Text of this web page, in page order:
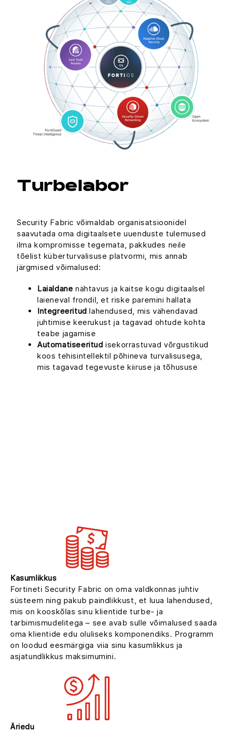
Turbelabor
Security Fabric võimaldab organisatsioonidel
saavutada oma digitaalsete uuenduste tulemused
ilma kompromisse tegemata, pakkudes neile
tõelist küberturvalisuse platvormi, mis annab
järgmised võimalused:
Laialdane nähtavus ja kaitse kogu digitaalsel
laieneval frondil, et riske paremini hallata
Integreeritud lahendused, mis vähendavad
juhtimise keerukust ja tagavad ohtude kohta
teabe jagamise
Automatiseeritud isekorrastuvad võrgustikud
koos tehisintellektil põhineva turvalisusega,
mis tagavad tegevuste kiiruse ja tõhususe
Kasumlikkus
Fortineti Security Fabric on oma valdkonnas juhtiv
süsteem ning pakub paindlikkust, et luua lahendused,
mis on kooskõlas sinu klientide turbe- ja
tarbimismudelitega – see avab sulle võimalused saada
oma klientide edu oluliseks komponendiks. Programm
on loodud eesmärgiga viia sinu kasumlikkus ja
asjatundlikkus maksimumini.
Äriedu